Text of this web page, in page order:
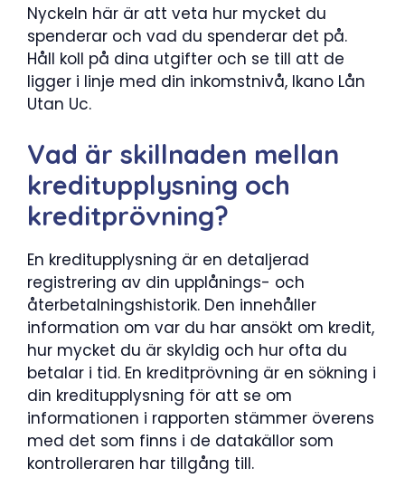
Nyckeln här är att veta hur mycket du
spenderar och vad du spenderar det på.
Håll koll på dina utgifter och se till att de
ligger i linje med din inkomstnivå, Ikano Lån
Utan Uc.
Vad är skillnaden mellan
kreditupplysning och
kreditprövning?
En kreditupplysning är en detaljerad
registrering av din upplånings- och
återbetalningshistorik. Den innehåller
information om var du har ansökt om kredit,
hur mycket du är skyldig och hur ofta du
betalar i tid. En kreditprövning är en sökning i
din kreditupplysning för att se om
informationen i rapporten stämmer överens
med det som finns i de datakällor som
kontrolleraren har tillgång till.